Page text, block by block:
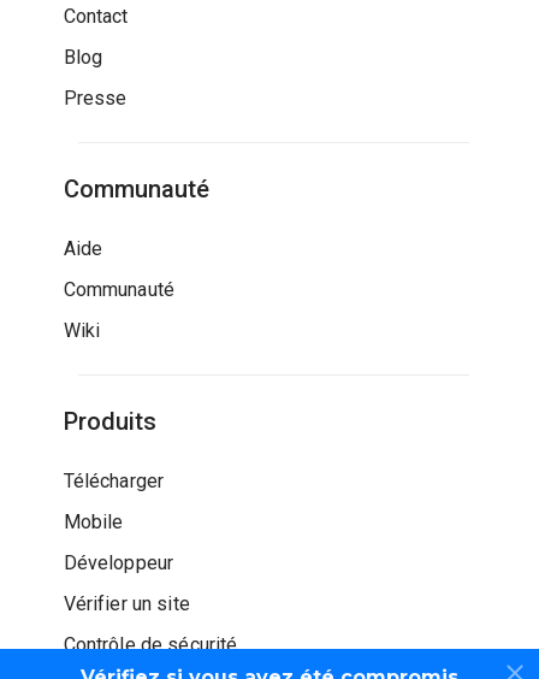
Contact
Blog
Presse
Communauté
Aide
Communauté
Wiki
Produits
Télécharger
Mobile
Développeur
Vérifier un site
Contrôle de sécurité